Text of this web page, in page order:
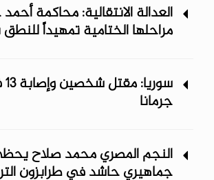
العدالة الانتقالية: محاكمة
مراحلها الختامية تمهيداً
جرمانا
النجم المصري محمد صلاح
جماهيري حاشد في طرابزون